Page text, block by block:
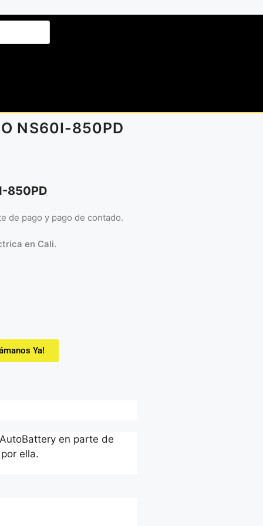
NS60I-850PD
850PD
de pago y pago de contado.
en Cali.
Ya!
en parte de
ella.